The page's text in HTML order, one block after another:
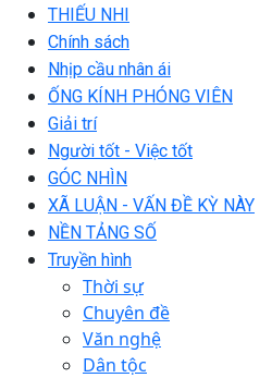
THIẾU NHI
Chính sách
Nhịp cầu nhân ái
ỐNG KÍNH PHÓNG VIÊN
Giải trí
Người tốt - Việc tốt
GÓC NHÌN
XÃ LUẬN - VẤN ĐỀ KỲ NÀY
NỀN TẢNG SỐ
Truyền hình
Thời sự
Chuyên đề
Văn nghệ
Dân tộc